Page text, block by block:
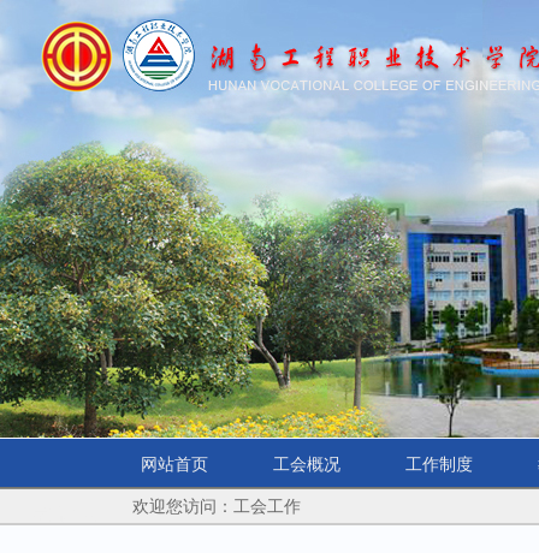
网站首页 工会概况 工作制度
欢迎您访问：工会工作